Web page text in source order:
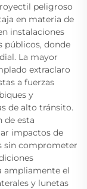
peligroso
en materia de
instalaciones
públicos, donde
La mayor
extraclaro
a fuerzas
y
de alto tránsito.
de esta
impactos de
sin comprometer
ampliamente el
y lunetas